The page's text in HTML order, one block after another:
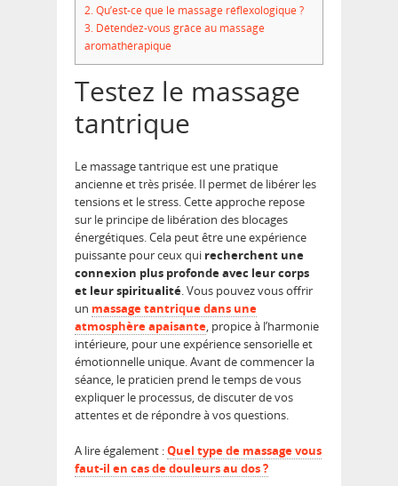
2.Qu’est-ce que le massage réflexologique ?
3. Détendez-vous grâce au massage
aromathérapique
Testez le massage
tantrique
Le massage tantrique est une pratique
ancienne et très prisée. Il permet de libérer les
tensions et le stress. Cette approche repose
sur le principe de libération des blocages
énergétiques. Cela peut être une expérience
puissante pour ceux qui recherchent une
connexion plus profonde avec leur corps
et leur spiritualité. Vous pouvez vous offrir
un massage tantrique dans une
atmosphère apaisante, propice à l’harmonie
intérieure, pour une expérience sensorielle et
émotionnelle unique. Avant de commencer la
séance, le praticien prend le temps de vous
expliquer le processus, de discuter de vos
attentes et de répondre à vos questions.
A lire également :Quel type de massage vous
faut-il en cas de douleurs au dos ?